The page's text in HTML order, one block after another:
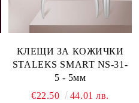
КЛЕЩИ ЗА КОЖИЧКИ
STALEKS SMART NS-31-
5 - 5мм
€22.50
44.01 лв.